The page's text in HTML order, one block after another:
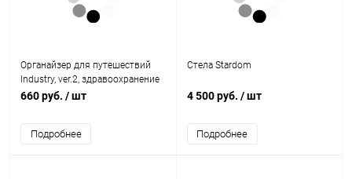
Органайзер для путешествий
Industry, ver.2, здравоохранение
660 руб. / шт
Подробнее
Стела Stardom
4 500 руб. / шт
Подробнее